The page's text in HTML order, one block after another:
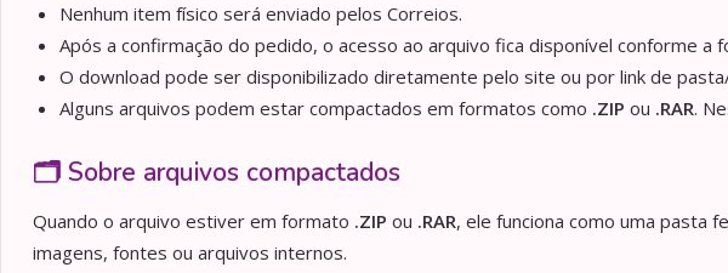
Nenhum item físico será enviado pelos Correios.
Após a confirmação do pedido, o acesso ao arquivo fica disponível conforme
O download pode ser disponibilizado diretamente pelo site ou por link de
Alguns arquivos podem estar compactados em formatos como .ZIP ou .RAR.
🗂️ Sobre arquivos compactados
Quando o arquivo estiver em formato .ZIP ou .RAR, ele funciona como uma pasta
imagens, fontes ou arquivos internos.